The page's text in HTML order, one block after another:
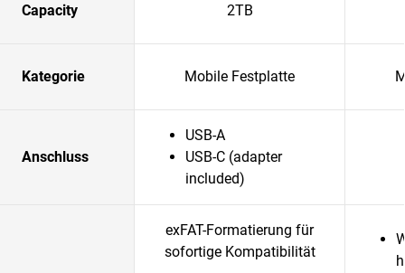
Capacity 2TB
Kategorie Mobile Festplatte
Anschluss
USB-A
USB-C (adapter
included)
exFAT-Formatierung für
sofortige Kompatibilität